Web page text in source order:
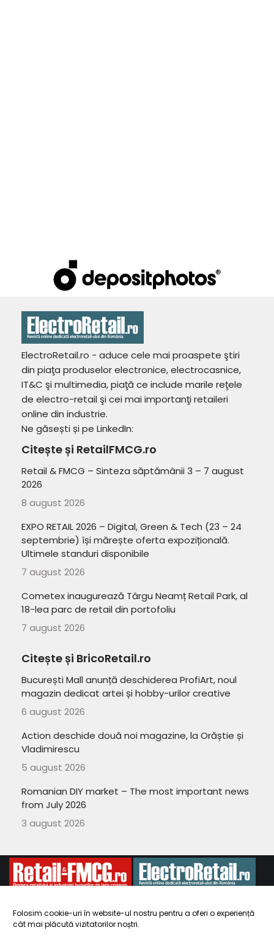
Folosim cookie-uri în website-ul nostru pentru a oferi o experiență
cât mai plăcută vizitatorilor noștri.
ElectroRetail.ro - aduce cele mai proaspete ştiri
din piaţa produselor electronice, electrocasnice,
IT&C şi multimedia, piaţă ce include marile reţele
de electro-retail şi cei mai importanţi retaileri
online din industrie.
Ne găsești și pe LinkedIn:
Citește și RetailFMCG.ro
Retail & FMCG – Sinteza săptămânii 3 – 7 august
2026
8 august 2026
EXPO RETAIL 2026 – Digital, Green & Tech (23 – 24
septembrie) își mărește oferta expozițională.
Ultimele standuri disponibile
7 august 2026
Cometex inaugurează Târgu Neamț Retail Park, al
18-lea parc de retail din portofoliu
7 august 2026
Citește și BricoRetail.ro
București Mall anunță deschiderea ProfiArt, noul
magazin dedicat artei și hobby-urilor creative
6 august 2026
Action deschide două noi magazine, la Orăștie și
Vladimirescu
5 august 2026
Romanian DIY market – The most important news
from July 2026
3 august 2026